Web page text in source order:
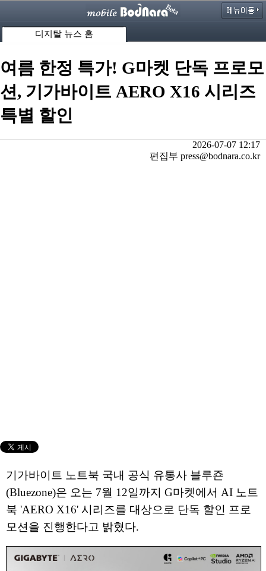
디지탈 뉴스 홈
여름 한정 특가! G마켓 단독 프로모
션, 기가바이트 AERO X16 시리즈
특별 할인
2026-07-07 12:17
편집부 press@bodnara.co.kr
기가바이트 노트북 국내 공식 유통사 블루죤
(Bluezone)은 오는 7월 12일까지 G마켓에서 AI 노트
북 'AERO X16' 시리즈를 대상으로 단독 할인 프로
모션을 진행한다고 밝혔다.